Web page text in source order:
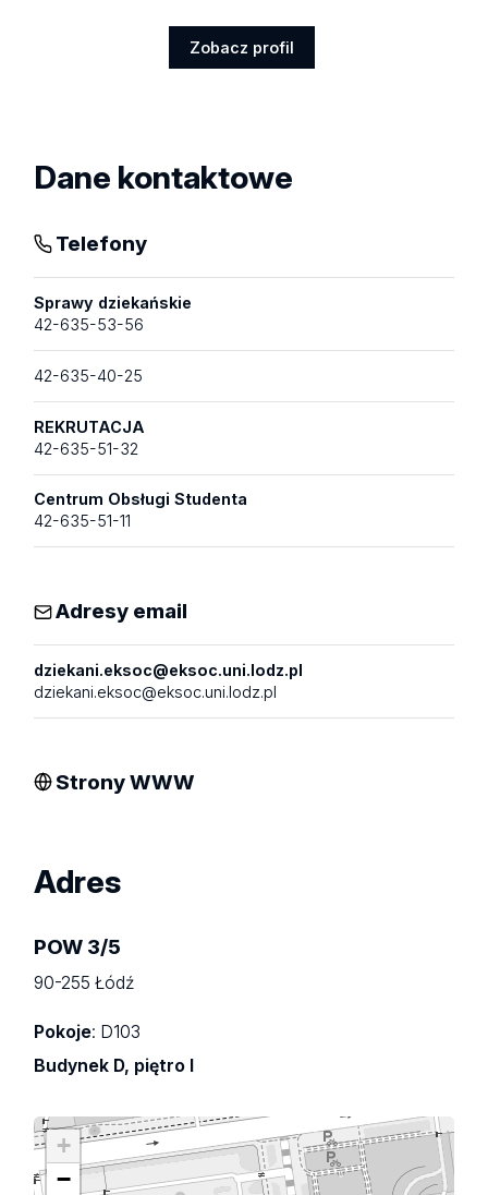
Zobacz profil
Dane kontaktowe
Telefony
Sprawy dziekańskie
42-635-53-56
42-635-40-25
REKRUTACJA
42-635-51-32
Centrum Obsługi Studenta
42-635-51-11
Adresy email
dziekani.eksoc@eksoc.uni.lodz.pl
dziekani.eksoc@eksoc.uni.lodz.pl
Strony WWW
Adres
POW 3/5
90-255 Łódź
Pokoje: D103
Budynek D, piętro I
+
−